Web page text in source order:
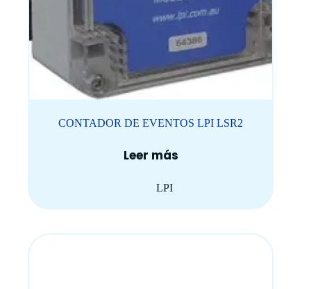
CONTADOR DE EVENTOS LPI LSR2
Leer más
LPI